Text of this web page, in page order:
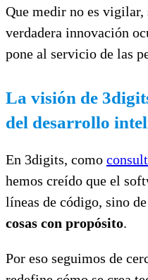
Que medir no es vigilar,
verdadera innovación
pone al servicio de las
La visión de
del desarrollo
En 3digits, como
hemos creído que el
líneas de código, sino de
cosas con propósito.
Por eso seguimos de